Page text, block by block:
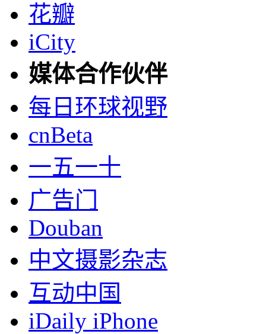
花瓣
iCity
媒体合作伙伴
每日环球视野
cnBeta
一五一十
广告门
Douban
中文摄影杂志
互动中国
iDaily iPhone